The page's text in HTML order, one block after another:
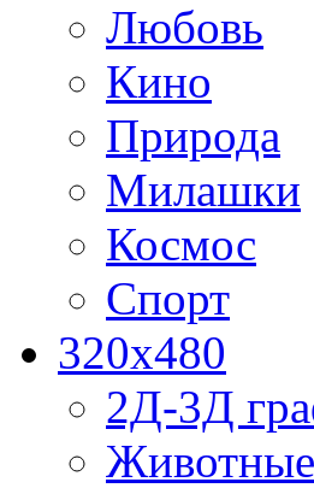
Любовь
Кино
Природа
Милашки
Космос
Спорт
320x480
2Д-3Д
Животные